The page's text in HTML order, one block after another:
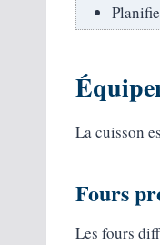
La cuisson
Fours
Les fours